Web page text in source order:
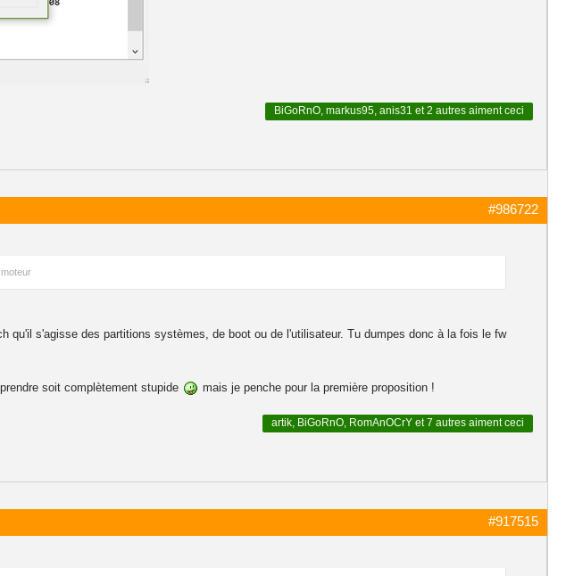
BiGoRnO, markus95, anis31 et2 autres aiment ceci
#986722
qu'il s'agisse des partitions systèmes, de boot ou de l'utilisateur. Tu dumpes donc à la fois le fw
soit complètement stupide
mais je penche pour la première proposition !
artik, BiGoRnO, RomAnOCrY et7 autres aiment ceci
#917515